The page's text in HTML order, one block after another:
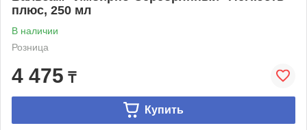
плюс, 250 мл
В наличии
Розница
4 475 ₸
Купить